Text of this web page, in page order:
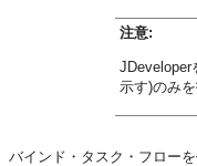
注意:
JDeveloper
示す)のみを
バインド・タスク・フロー